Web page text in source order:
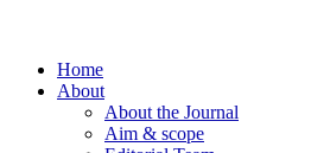
Home
About
About the Journal
Aim & scope